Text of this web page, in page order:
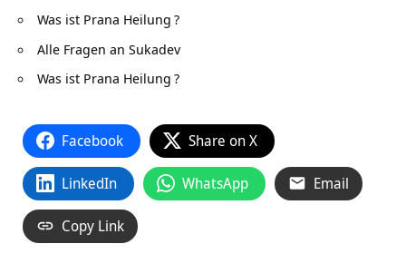
Was ist Prana Heilung ?
Alle Fragen an Sukadev
Was ist Prana Heilung ?
Facebook Share on X
LinkedIn WhatsApp Email
Copy Link